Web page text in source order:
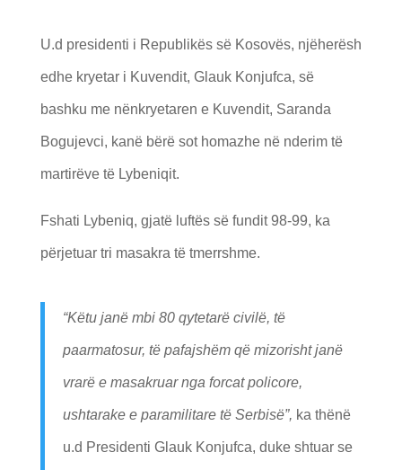
U.d presidenti i Republikës së Kosovës, njëherësh
edhe kryetar i Kuvendit, Glauk Konjufca, së
bashku me nënkryetaren e Kuvendit, Saranda
Bogujevci, kanë bërë sot homazhe në nderim të
martirëve të Lybeniqit.
Fshati Lybeniq, gjatë luftës së fundit 98-99, ka
përjetuar tri masakra të tmerrshme.
“Këtu janë mbi 80 qytetarë civilë, të
paarmatosur, të pafajshëm që mizorisht janë
vrarë e masakruar nga forcat policore,
ushtarake e paramilitare të Serbisë”, ka thënë
u.d Presidenti Glauk Konjufca, duke shtuar se